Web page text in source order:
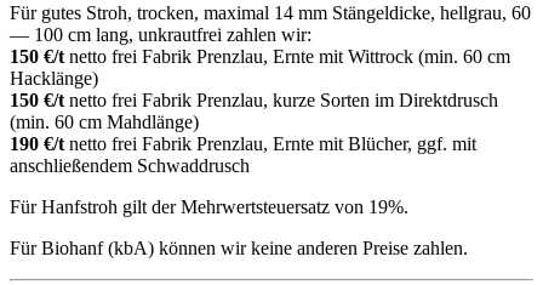
Für gutes Stroh, trocken, maximal 14 mm Stängeldicke, hellgrau, 60
— 100 cm lang, unkrautfrei zahlen wir:
150 €/t netto frei Fabrik Prenzlau, Ernte mit Wittrock (min. 60 cm
Hacklänge)
150 €/t netto frei Fabrik Prenzlau, kurze Sorten im Direktdrusch
(min. 60 cm Mahdlänge)
190 €/t netto frei Fabrik Prenzlau, Ernte mit Blücher, ggf. mit
anschließendem Schwaddrusch
Für Hanfstroh gilt der Mehrwertsteuersatz von 19%.
Für Biohanf (kbA) können wir keine anderen Preise zahlen.